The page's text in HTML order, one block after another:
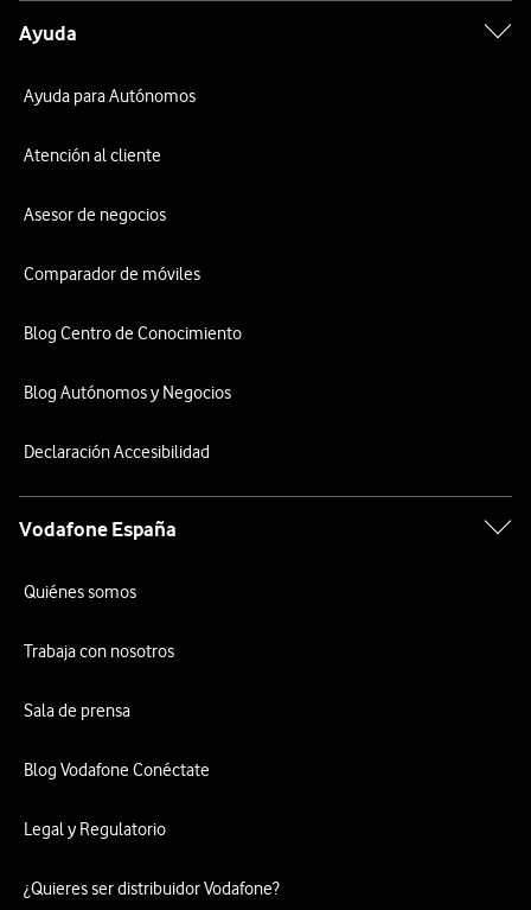
Ayuda
Ayuda para Autónomos
Atención al cliente
Asesor de negocios
Comparador de móviles
Blog Centro de Conocimiento
Blog Autónomos y Negocios
Declaración Accesibilidad
Vodafone España
Quiénes somos
Trabaja con nosotros
Sala de prensa
Blog Vodafone Conéctate
Legal y Regulatorio
¿Quieres ser distribuidor Vodafone?